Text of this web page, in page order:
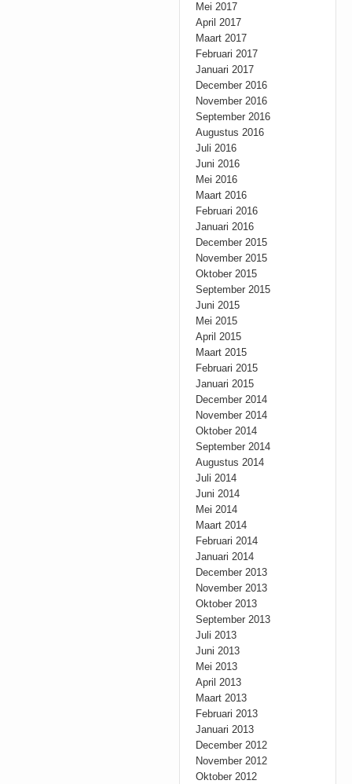
Mei 2017
April 2017
Maart 2017
Februari 2017
Januari 2017
December 2016
November 2016
September 2016
Augustus 2016
Juli 2016
Juni 2016
Mei 2016
Maart 2016
Februari 2016
Januari 2016
December 2015
November 2015
Oktober 2015
September 2015
Juni 2015
Mei 2015
April 2015
Maart 2015
Februari 2015
Januari 2015
December 2014
November 2014
Oktober 2014
September 2014
Augustus 2014
Juli 2014
Juni 2014
Mei 2014
Maart 2014
Februari 2014
Januari 2014
December 2013
November 2013
Oktober 2013
September 2013
Juli 2013
Juni 2013
Mei 2013
April 2013
Maart 2013
Februari 2013
Januari 2013
December 2012
November 2012
Oktober 2012